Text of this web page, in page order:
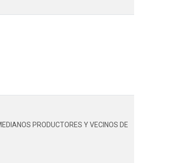
PRODUCTORES Y VECINOS DE